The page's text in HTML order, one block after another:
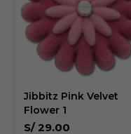
Jibbitz Pink Velvet
Flower 1
S/ 29.00